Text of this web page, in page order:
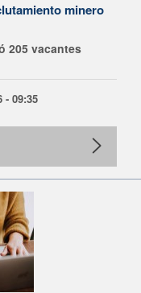
minero
205 vacantes
- 09:35